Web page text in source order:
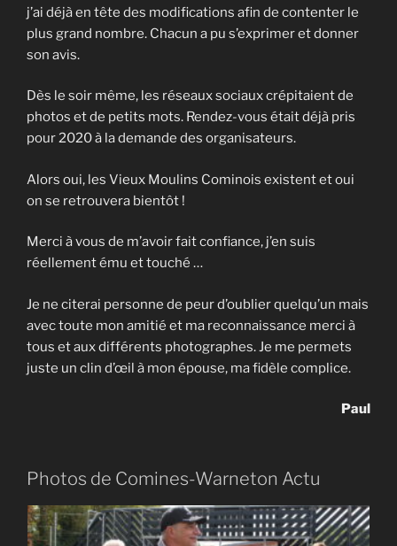
j’ai déjà en tête des modifications afin de contenter le
plus grand nombre. Chacun a pu s’exprimer et donner
son avis.
Dès le soir même, les réseaux sociaux crépitaient de
photos et de petits mots. Rendez-vous était déjà pris
pour 2020 à la demande des organisateurs.
Alors oui, les Vieux Moulins Cominois existent et oui
on se retrouvera bientôt !
Merci à vous de m’avoir fait confiance, j’en suis
réellement ému et touché …
Je ne citerai personne de peur d’oublier quelqu’un mais
avec toute mon amitié et ma reconnaissance merci à
tous et aux différents photographes. Je me permets
juste un clin d’œil à mon épouse, ma fidèle complice.
Paul
Photos de Comines-Warneton Actu